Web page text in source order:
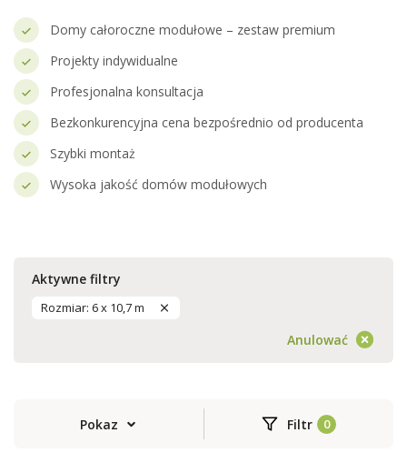
Domy całoroczne modułowe – zestaw premium
Projekty indywidualne
Profesjonalna konsultacja
Bezkonkurencyjna cena bezpośrednio od producenta
Szybki montaż
Wysoka jakość domów modułowych
Aktywne filtry
Rozmiar: 6 x 10,7 m
Anulować
Pokaz Filtr